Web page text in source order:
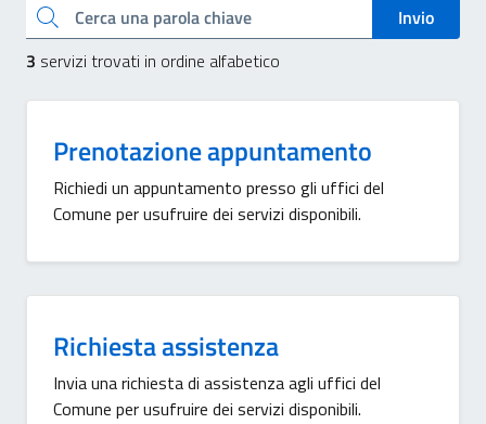
Cerca una parola chiave
Invio
3 servizi trovati in ordine alfabetico
Prenotazione appuntamento
Richiedi un appuntamento presso gli uffici del
Comune per usufruire dei servizi disponibili.
Richiesta assistenza
Invia una richiesta di assistenza agli uffici del
Comune per usufruire dei servizi disponibili.